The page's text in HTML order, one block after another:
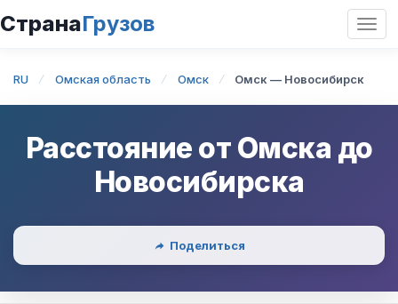
СтранаГрузов
RU Омская область Омск Омск — Новосибирск
Расстояние от Омска до
Новосибирска
Поделиться